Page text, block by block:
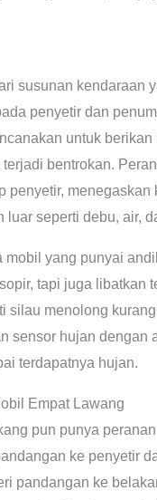
susunan kendaraan
penyetir dan
untuk
bentrokan.
penyetir,
luar seperti debu, air,
mobil yang punyai
tapi juga libatkan
silau menolong
sensor hujan dengan
terdapatnya hujan.
Empat Lawang
pun punya
ke penyetir
pandangan ke